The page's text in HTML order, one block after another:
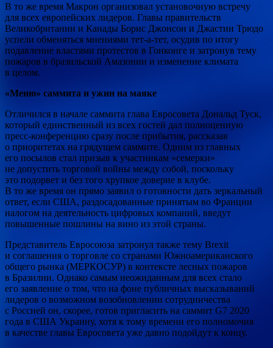
В то же время Макрон организовал установочную встречу
для всех европейских лидеров. Главы правительств
Великобритании и Канады Борис Джонсон и Джастин Трюдо
успели обменяться мнениями тет-а-тет, осудив по итогу
подавление властями протестов в Гонконге и затронув тему
пожаров в бразильской Амазонии и изменение климата
в целом.
«Меню» саммита и ужин на маяке
Отличился в начале саммита глава Евросовета Дональд Туск,
который единственный из всех гостей дал полноценную
пресс-конференцию сразу после прибытия, рассказав
о приоритетах на грядущем саммите. Одним из главных
его посылов стал призыв к участникам «семерки»
не допустить торговой войны между собой, поскольку
это подорвет и без того хрупкое доверие в клубе.
В то же время он прямо заявил о готовности дать зеркальный
ответ, если США, раздосадованные принятым во Франции
налогом на деятельность цифровых компаний, введут
повышенные пошлины на вино из этой страны.
Представитель Евросоюза затронул также тему Brexit
и соглашения о торговле со странами Южноамериканского
общего рынка (МЕРКОСУР) в контексте лесных пожаров
в Бразилии. Однако самым неожиданным для всех стало
его заявление о том, что на фоне публичных высказываний
лидеров о возможном возобновлении сотрудничества
с Россией он, скорее, готов пригласить на саммит G7 2020
года в США Украину, хотя к тому времени его полномочия
в качестве главы Евросовета уже давно подойдут к концу.